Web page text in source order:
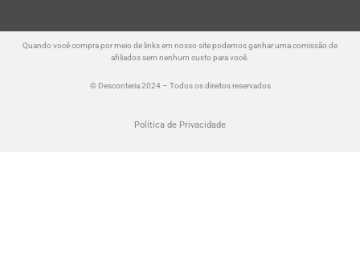
Quando você compra por meio de links em nosso site podemos ganhar uma comissão de
afiliados sem nenhum custo para você.
© Desconteria 2024 – Todos os direitos reservados
Política de Privacidade